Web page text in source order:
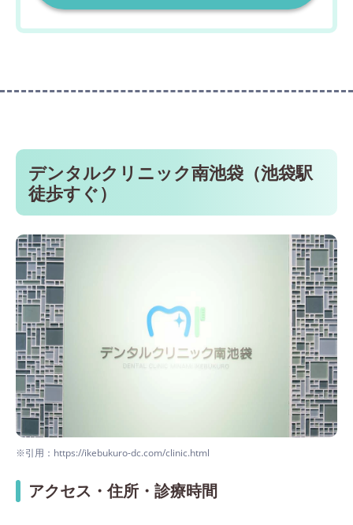
デンタルクリニック南池袋（池袋駅
徒歩すぐ）
※引用：https://ikebukuro-dc.com/clinic.html
アクセス・住所・診療時間